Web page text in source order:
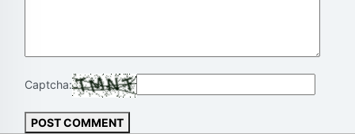
Captcha:
POST COMMENT